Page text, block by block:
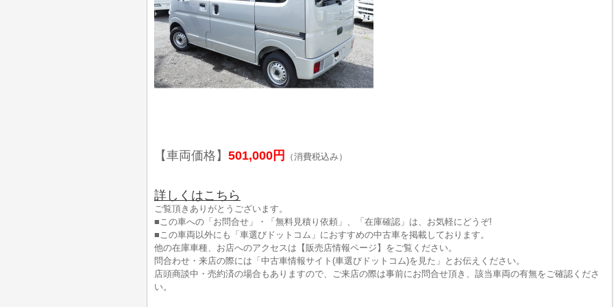
【車両価格】 501,000円 （消費税込み）
詳しくはこちら
ご覧頂きありがとうございます。
■この車への「お問合せ」・「無料見積り依頼」、「在庫確認」は、お気軽にどうぞ!
■この車両以外にも「車選びドットコム」におすすめの中古車を掲載しております。
他の在庫車種、お店へのアクセスは【販売店情報ページ】をご覧ください。
問合わせ・来店の際には「中古車情報サイト(車選びドットコム)を見た」とお伝えください。
店頭商談中・売約済の場合もありますので、ご来店の際は事前にお問合せ頂き、該当車両の有無をご確認くださ
い。